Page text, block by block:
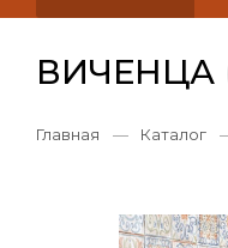
ВИЧЕНЦА
Главная — Каталог